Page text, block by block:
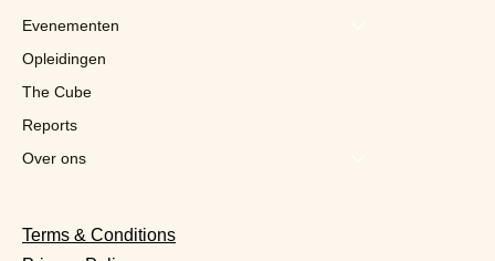
Uber heeft 10 miljard euro geboden om
Delivery Hero over te nemen
Evenementen
Opleidingen
The Cube
Reports
Over ons
Terms & Conditions